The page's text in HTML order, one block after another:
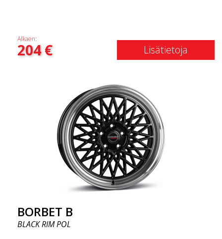
Alkaen:
204€ Lisätietoja
BORBET B
BLACK RIM POL